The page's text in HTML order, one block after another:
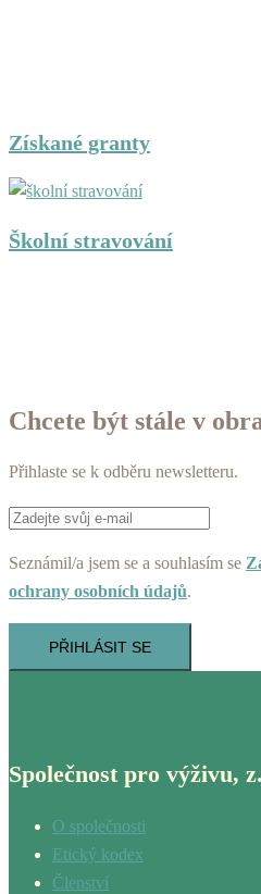
Získané granty
Školní stravování
Chcete být stále v
Přihlaste se k odběru newsletteru.
Seznámil/a jsem se a souhlasím se
ochrany osobních údajů.
PŘIHLÁSIT SE
Společnost pro výživu,
O společnosti
Etický kodex
Členství